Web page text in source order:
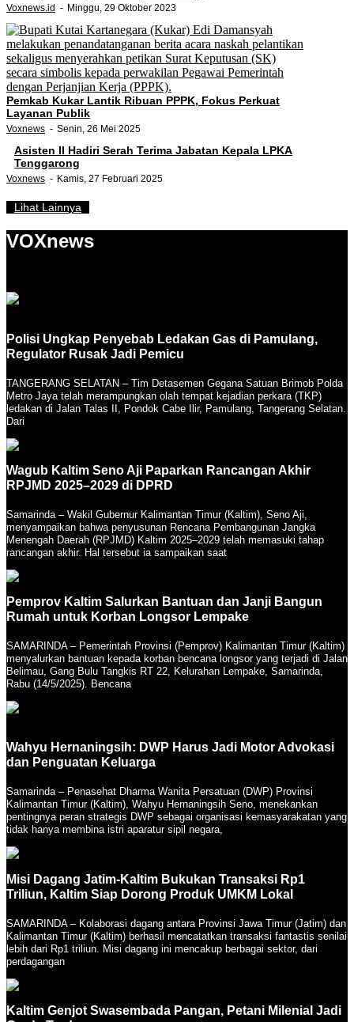
Voxnews.id Minggu, 29 Oktober 2023
Pemkab Kukar Lantik Ribuan PPPK, Fokus Perkuat
Layanan Publik
Voxnews Senin, 26 Mei 2025
Asisten II Hadiri Serah Terima Jabatan Kepala LPKA
Tenggarong
Voxnews Kamis, 27 Februari 2025
Lihat Lainnya
VOXnews
Polisi Ungkap Penyebab Ledakan Gas di Pamulang,
Regulator Rusak Jadi Pemicu
TANGERANG SELATAN – Tim Detasemen Gegana Satuan Brimob Polda
Metro Jaya telah merampungkan olah tempat kejadian perkara (TKP)
ledakan di Jalan Talas II, Pondok Cabe Ilir, Pamulang, Tangerang Selatan.
Dari
Wagub Kaltim Seno Aji Paparkan Rancangan Akhir
RPJMD 2025–2029 di DPRD
Samarinda – Wakil Gubernur Kalimantan Timur (Kaltim), Seno Aji,
menyampaikan bahwa penyusunan Rencana Pembangunan Jangka
Menengah Daerah (RPJMD) Kaltim 2025–2029 telah memasuki tahap
rancangan akhir. Hal tersebut ia sampaikan saat
Pemprov Kaltim Salurkan Bantuan dan Janji Bangun
Rumah untuk Korban Longsor Lempake
SAMARINDA – Pemerintah Provinsi (Pemprov) Kalimantan Timur (Kaltim)
menyalurkan bantuan kepada korban bencana longsor yang terjadi di Jalan
Belimau, Gang Bulu Tangkis RT 22, Kelurahan Lempake, Samarinda,
Rabu (14/5/2025). Bencana
Wahyu Hernaningsih: DWP Harus Jadi Motor Advokasi
dan Penguatan Keluarga
Samarinda – Penasehat Dharma Wanita Persatuan (DWP) Provinsi
Kalimantan Timur (Kaltim), Wahyu Hernaningsih Seno, menekankan
pentingnya peran strategis DWP sebagai organisasi kemasyarakatan yang
tidak hanya membina istri aparatur sipil negara,
Misi Dagang Jatim-Kaltim Bukukan Transaksi Rp1
Triliun, Kaltim Siap Dorong Produk UMKM Lokal
SAMARINDA – Kolaborasi dagang antara Provinsi Jawa Timur (Jatim) dan
Kalimantan Timur (Kaltim) berhasil mencatatkan transaksi fantastis senilai
lebih dari Rp1 triliun. Misi dagang ini mencakup berbagai sektor, dari
perdagangan
Kaltim Genjot Swasembada Pangan, Petani Milenial Jadi